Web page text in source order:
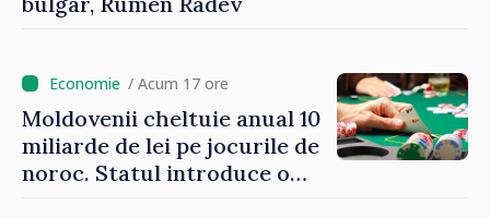
/ Acum 17 ore
Moldovenii cheltuie anual 10
miliarde de lei pe jocurile de
noroc. Statul introduce o